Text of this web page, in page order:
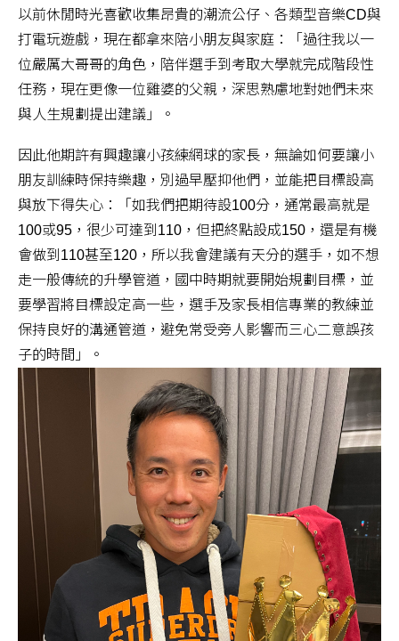
以前休閒時光喜歡收集昂貴的潮流公仔、各類型音樂CD與
打電玩遊戲，現在都拿來陪小朋友與家庭：「過往我以一
位嚴厲大哥哥的角色，陪伴選手到考取大學就完成階段性
任務，現在更像一位雞婆的父親，深思熟慮地對她們未來
與人生規劃提出建議」。
因此他期許有興趣讓小孩練網球的家長，無論如何要讓小
朋友訓練時保持樂趣，別過早壓抑他們，並能把目標設高
與放下得失心：「如我們把期待設100分，通常最高就是
100或95，很少可達到110，但把終點設成150，還是有機
會做到110甚至120，所以我會建議有天分的選手，如不想
走一般傳統的升學管道，國中時期就要開始規劃目標，並
要學習將目標設定高一些，選手及家長相信專業的教練並
保持良好的溝通管道，避免常受旁人影響而三心二意誤孩
子的時間」。